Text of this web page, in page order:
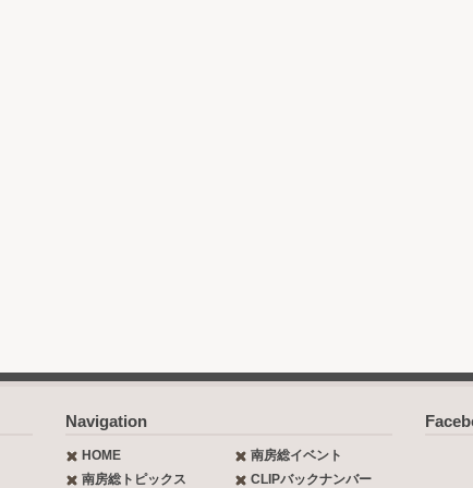
Navigation
HOME
南房総イベント
南房総トピックス
CLIPバックナンバー